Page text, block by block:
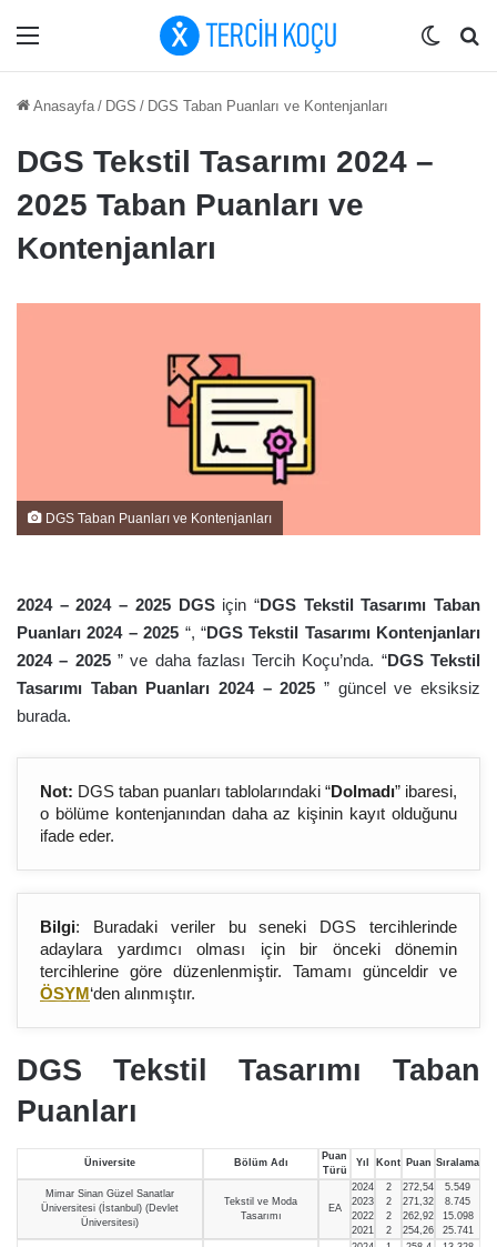
Menü Dış
Anasayfa / DGS / DGS Taban Puanları ve Kontenjanları
DGS Tekstil Tasarımı 2024 –
2025 Taban Puanları ve
Kontenjanları
DGS Taban Puanları ve Kontenjanları
2024 – 2024 – 2025DGSiçin “DGS Tekstil Tasarımı Taban
Puanları 2024 – 2025 “, “DGS Tekstil Tasarımı Kontenjanları
2024 – 2025 ” ve daha fazlası Tercih Koçu’nda. “DGS Tekstil
Tasarımı Taban Puanları 2024 – 2025 ” güncel ve eksiksiz
burada.
Not: DGS taban puanları tablolarındaki “Dolmadı” ibaresi,
o bölüme kontenjanından daha az kişinin kayıt olduğunu
ifade eder.
Bilgi: Buradaki veriler bu seneki DGS tercihlerinde
adaylara yardımcı olması için bir önceki dönemin
tercihlerine göre düzenlenmiştir. Tamamı günceldir ve
ÖSYM‘den alınmıştır.
DGS Tekstil Tasarımı Taban
Puanları
Üniversite Bölüm Adı
Puan
Türü
Yıl Kont Puan Sıralama
Mimar Sinan Güzel Sanatlar
Üniversitesi (İstanbul) (Devlet
Üniversitesi)
Tekstil ve Moda
Tasarımı
EA
2024
2023
2022
2021
2
2
2
2
272,54
271,32
262,92
254,26
5.549
8.745
15.098
25.741